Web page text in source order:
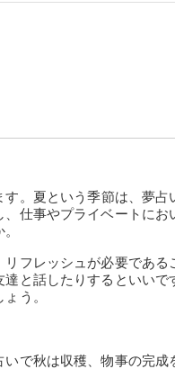
す。夏という季節は、夢占
仕事やプライベートにお
フレッシュが必要である
と話したりするといいで
う。
いで秋は収穫、物事の完成